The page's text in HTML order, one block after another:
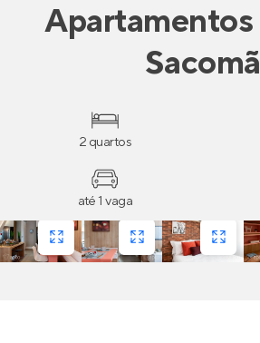
Apartamentos
Sacomã
2 quartos
até 1 vaga